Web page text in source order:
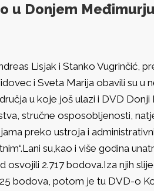
u Donjem Međimurju
Lisjak i Stanko Vugrinčić,
i Sveta Marija obavili su u
u koje još ulazi i DVD Donji
stručne osposobljenosti,
preko ustroja i
su,kao i više godina
osvojili 2.717 bodova.Iza njih
bodova, potom je tu DVD-o